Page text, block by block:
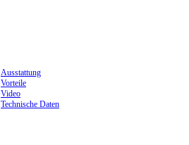
Ausstattung
Vorteile
Video
Technische Daten